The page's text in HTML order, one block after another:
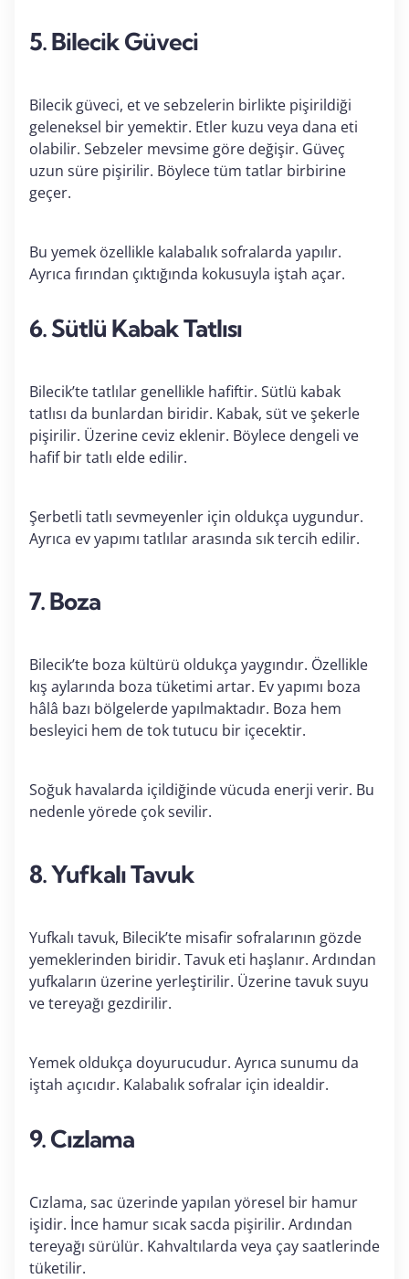
5. Bilecik Güveci
Bilecik güveci, et ve sebzelerin birlikte pişirildiği
geleneksel bir yemektir. Etler kuzu veya dana eti
olabilir. Sebzeler mevsime göre değişir. Güveç
uzun süre pişirilir. Böylece tüm tatlar birbirine
geçer.
Bu yemek özellikle kalabalık sofralarda yapılır.
Ayrıca fırından çıktığında kokusuyla iştah açar.
6. Sütlü Kabak Tatlısı
Bilecik’te tatlılar genellikle hafiftir. Sütlü kabak
tatlısı da bunlardan biridir. Kabak, süt ve şekerle
pişirilir. Üzerine ceviz eklenir. Böylece dengeli ve
hafif bir tatlı elde edilir.
Şerbetli tatlı sevmeyenler için oldukça uygundur.
Ayrıca ev yapımı tatlılar arasında sık tercih edilir.
7. Boza
Bilecik’te boza kültürü oldukça yaygındır. Özellikle
kış aylarında boza tüketimi artar. Ev yapımı boza
hâlâ bazı bölgelerde yapılmaktadır. Boza hem
besleyici hem de tok tutucu bir içecektir.
Soğuk havalarda içildiğinde vücuda enerji verir. Bu
nedenle yörede çok sevilir.
8. Yufkalı Tavuk
Yufkalı tavuk, Bilecik’te misafir sofralarının gözde
yemeklerinden biridir. Tavuk eti haşlanır. Ardından
yufkaların üzerine yerleştirilir. Üzerine tavuk suyu
ve tereyağı gezdirilir.
Yemek oldukça doyurucudur. Ayrıca sunumu da
iştah açıcıdır. Kalabalık sofralar için idealdir.
9. Cızlama
Cızlama, sac üzerinde yapılan yöresel bir hamur
işidir. İnce hamur sıcak sacda pişirilir. Ardından
tereyağı sürülür. Kahvaltılarda veya çay saatlerinde
tüketilir.